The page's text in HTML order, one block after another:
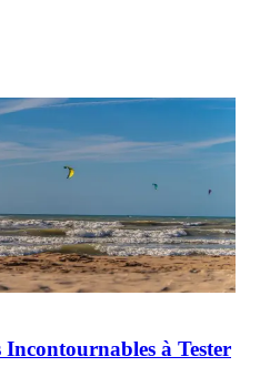
à Tester